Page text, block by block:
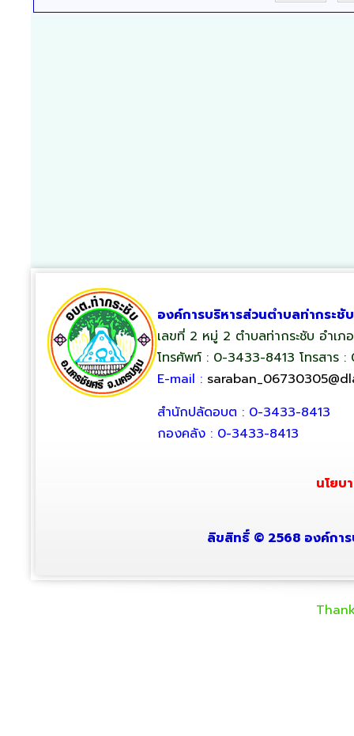
องค์การบริหารส่วนตำบลท่ากระชับ
เลขที่ 2 หมู่ 2 ตำบลท่ากระชับ อำเ
โทรศัพท์ : 0-3433-8413 โทรสาร
E-mail :
สำนักปลัดอบต : 0-3433-8413
กองคลัง : 0-3433-8413
นโยบ
ลิขสิทธิ์ © 2568 องค์กา